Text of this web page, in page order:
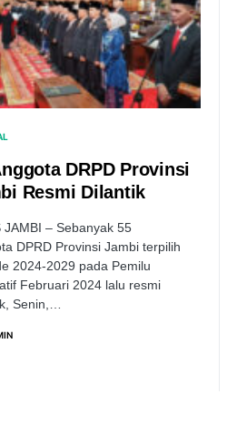
DRPD Provinsi
Resmi Dilantik
JAMBI – Sebanyak 55
DPRD Provinsi Jambi terpilih
2024-2029 pada Pemilu
Februari 2024 lalu resmi
Senin,…